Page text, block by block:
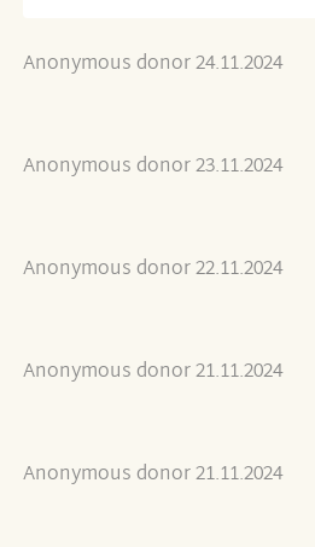
Anonymous donor 24.11.2024
Anonymous donor 23.11.2024
Anonymous donor 22.11.2024
Anonymous donor 21.11.2024
Anonymous donor 21.11.2024